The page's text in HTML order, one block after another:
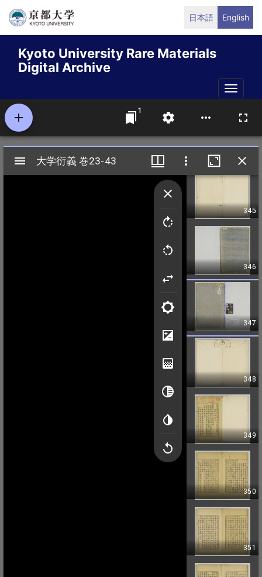
Skip
content
日本語 English
Kyoto University Rare Materials
Digital Archive
Toggle